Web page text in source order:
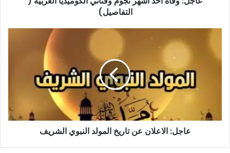
التفاصيل)
عاجل:
عن
عاجل: الاعلان عن تاريخ المولد النبوي الشريف